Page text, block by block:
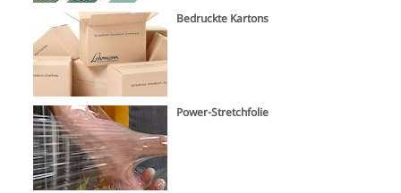
Bedruckte Kartons
Power-Stretchfolie